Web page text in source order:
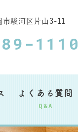
1110
駿河区片山3-11
よくある質問
Q&A